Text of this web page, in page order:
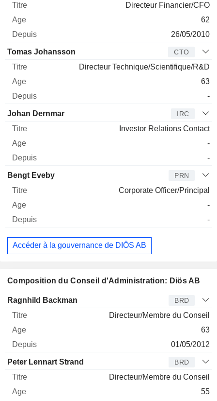
Directeur Financier/CFO
62
26/05/2010
Tomas Johansson CTO
Directeur Technique/Scientifique/R&D
63
-
Johan Dernmar IRC
Investor Relations Contact
-
-
Bengt Eveby PRN
Corporate Officer/Principal
-
-
Accéder à la gouvernance de DIÖS AB
Composition du Conseil d'Administration: Diös AB
Administrateur Titre
Ragnhild Backman BRD
Directeur/Membre du Conseil
63
01/05/2012
Peter Lennart Strand BRD
Directeur/Membre du Conseil
55